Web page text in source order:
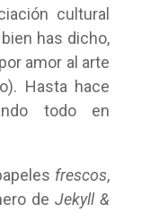
cultural
has dicho,
amor al arte
Hasta hace
todo en
frescos,
deJekyll &